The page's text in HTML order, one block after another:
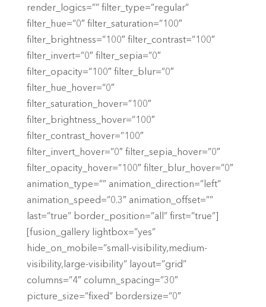
render_logics=”” filter_type=”regular”
filter_hue=”0″ filter_saturation=”100″
filter_brightness=”100″ filter_contrast=”100″
filter_invert=”0″ filter_sepia=”0″
filter_opacity=”100″ filter_blur=”0″
filter_hue_hover=”0″
filter_saturation_hover=”100″
filter_brightness_hover=”100″
filter_contrast_hover=”100″
filter_invert_hover=”0″ filter_sepia_hover=”0″
filter_opacity_hover=”100″ filter_blur_hover=”0″
animation_type=”” animation_direction=”left”
animation_speed=”0.3″ animation_offset=””
last=”true” border_position=”all” first=”true”]
[fusion_gallery lightbox=”yes”
hide_on_mobile=”small-visibility,medium-
visibility,large-visibility” layout=”grid”
columns=”4″ column_spacing=”30″
picture_size=”fixed” bordersize=”0″